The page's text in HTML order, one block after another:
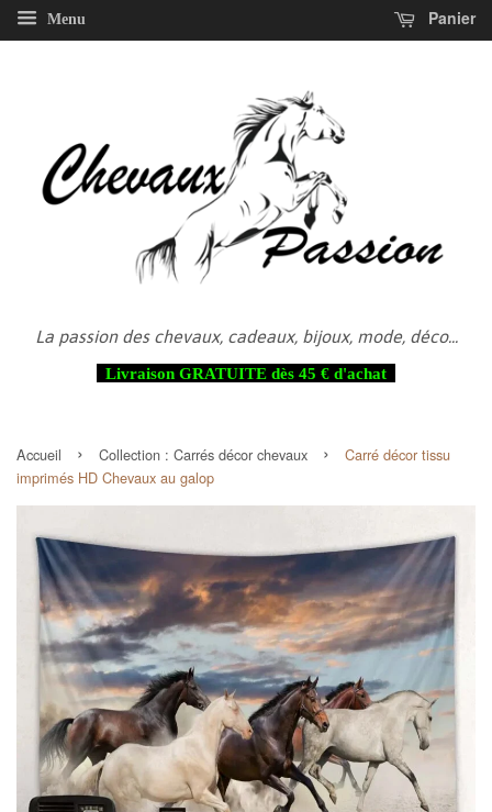
Menu Panier
La passion des chevaux, cadeaux, bijoux, mode, déco...
Livraison GRATUITE dès 45 € d'achat
Accueil › Collection : Carrés décor chevaux ›
Carré décor tissu
imprimés HD Chevaux au galop